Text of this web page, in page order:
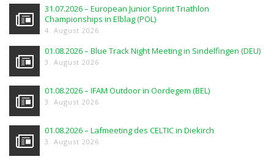
31.07.2026 – European Junior Sprint Triathlon
Championships in Elblag (POL)
4. August 2026
01.08.2026 – Blue Track Night Meeting in Sindelfingen (DEU)
3. August 2026
01.08.2026 – IFAM Outdoor in Oordegem (BEL)
3. August 2026
01.08.2026 – Lafmeeting des CELTIC in Diekirch
3. August 2026